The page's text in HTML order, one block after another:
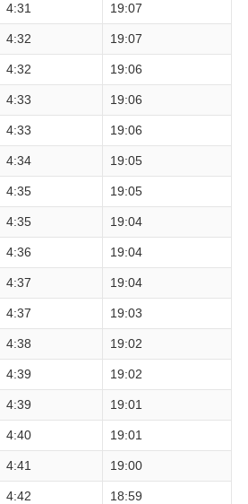
4:31 19:07
4:32 19:07
4:32 19:06
4:33 19:06
4:33 19:06
4:34 19:05
4:35 19:05
4:35 19:04
4:36 19:04
4:37 19:04
4:37 19:03
4:38 19:02
4:39 19:02
4:39 19:01
4:40 19:01
4:41 19:00
4:42 18:59